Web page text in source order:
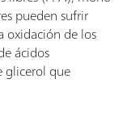
pueden sufrir
oxidación de los
ácidos
glicerol que